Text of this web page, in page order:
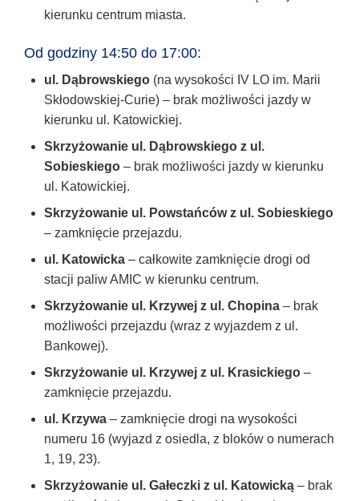
kierunku centrum miasta.
Od godziny 14:50 do 17:00:
ul. Dąbrowskiego (na wysokości IV LO im. Marii
Skłodowskiej-Curie) – brak możliwości jazdy w
kierunku ul. Katowickiej.
Skrzyżowanie ul. Dąbrowskiego z ul.
Sobieskiego – brak możliwości jazdy w kierunku
ul. Katowickiej.
Skrzyżowanie ul. Powstańców z ul. Sobieskiego
– zamknięcie przejazdu.
ul. Katowicka – całkowite zamknięcie drogi od
stacji paliw AMIC w kierunku centrum.
Skrzyżowanie ul. Krzywej z ul. Chopina – brak
możliwości przejazdu (wraz z wyjazdem z ul.
Bankowej).
Skrzyżowanie ul. Krzywej z ul. Krasickiego –
zamknięcie przejazdu.
ul. Krzywa – zamknięcie drogi na wysokości
numeru 16 (wyjazd z osiedla, z bloków o numerach
1, 19, 23).
Skrzyżowanie ul. Gałeczki z ul. Katowicką – brak